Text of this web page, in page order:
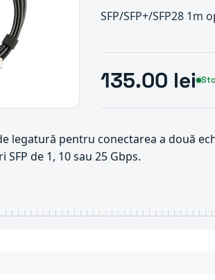
SFP/SFP+/SFP28
135.00 lei
legatură pentru conectarea a două
de 1, 10 sau 25 Gbps.